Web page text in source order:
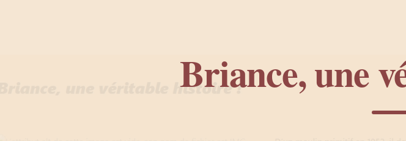
Briance, une